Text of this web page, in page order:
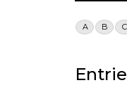
A B C